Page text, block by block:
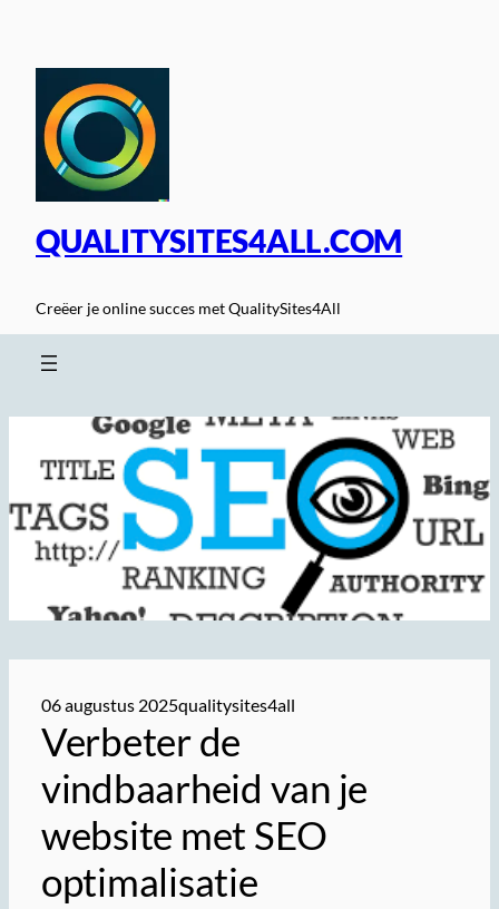
inhoud
QUALITYSITES4ALL.COM
Creëer je online succes met QualitySites4All
06 augustus 2025qualitysites4all
Verbeter de
vindbaarheid van je
website met SEO
optimalisatie